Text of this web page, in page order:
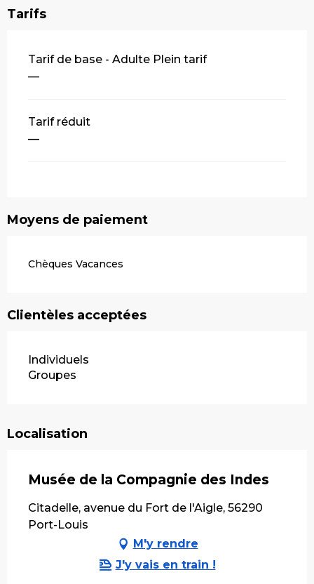
Tarifs
Tarifs 2026
Tarif de base - Adulte Plein tarif
—
Tarif réduit
—
Moyens de paiement
Chèques Vacances
Clientèles acceptées
Individuels
Groupes
Localisation
Musée de la Compagnie des Indes
Citadelle, avenue du Fort de l'Aigle, 56290
Port-Louis
M'y rendre
J'y vais en train !